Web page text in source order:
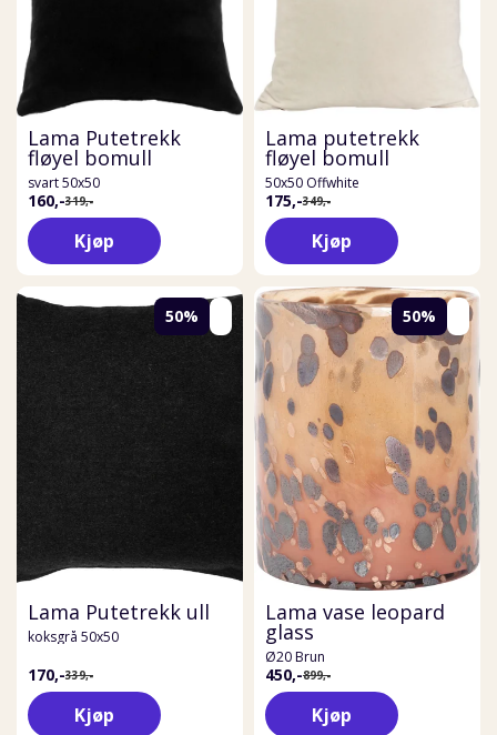
Lama Putetrekk
fløyel bomull
svart 50x50
160,-319,-
Kjøp
Lama putetrekk
fløyel bomull
50x50 Offwhite
175,-349,-
Kjøp
50%
Lama Putetrekk ull
koksgrå 50x50
170,-339,-
Kjøp
50%
Lama vase leopard
glass
Ø20 Brun
450,-899,-
Kjøp